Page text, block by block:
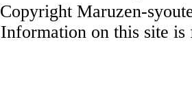
Copyright Maruzen-
Information on this site is